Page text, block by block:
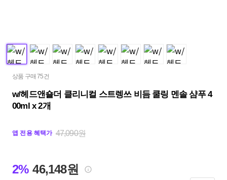
상품 구매 75건
w/헤드앤숄더 클리니컬 스트렝쓰 비듬 쿨링 멘솔 샴푸 4
00ml x 2개
앱 전용 혜택가 47,090원
2% 46,148원